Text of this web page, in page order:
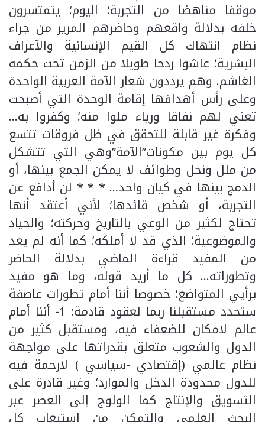
موقفا مناهضا من التجربة؛ اليوم؛ يتمتسرون
خلفه بدلالة واقعهم وحاضرهم المرير من جراء
نظام انتهاك كل القيم الإنسانية والآعراف
البشرية؛ عاشوا ردحا طويلا من الزمن تحت حكمه
الغاشم. وهم يرددون شعار الآمة العربية الواحدة
وعلى رأس أهدافها إقامة الوحدة التي أصبحت
تعني لهم نفاقا ورياء ملوا منه؛ وكفروا به…
وفكرة غير قابلة للتحقق في ظل فروقات تتسع
كل يوم بين مكونات”الآمة”وهي التي تتشكل
من ملل ونحل وطوائف لا يمكن الجمع بينها، أو
الدمج بينها في كيان واحد… * * * لن أدافع عن
التجربة، أو شخص قائدها؛ لأني أعتقد أنها
تحتاج لكثير من الوعي بالتاريخ وحركته؛ والحياد
والموضوعية؛ الذي قد لا أملكه؛ كما أنه لم يعد
من المفيد قراءة الماضي بدلالة الحاضر
وتطوراته… كل ما أريد قوله، وما هو مفيد
برأيي المتواضع؛ خصوصا أننا أمام تطورات عاصفة
ستحدد مستقبلنا ربما لعقود قادمة: 1- أننا أمام
عالم لامكان للضعفاء فيه، ومستقبل كثير من
الدول والشعوب متعلق بقدراتها على مواجهة
نظام عالمي (إقتصادي -سياسي ) لارحمة فيه
للدول محدودة الدخل والموارد؛ وغير قادرة على
التسويق والإنتاج كما الولوج إلى العصر عبر